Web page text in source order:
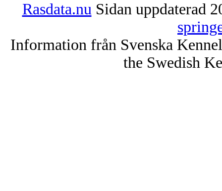
Rasdata.nuSidan uppdaterad
Information från Svenska
the Swedish